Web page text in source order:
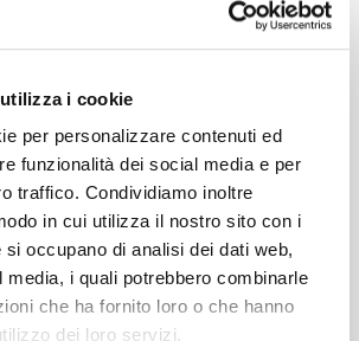
i cookie
per personalizzare contenuti ed
funzionalità dei social media e per
traffico. Condividiamo inoltre
in cui utilizza il nostro sito con i
occupano di analisi dei dati web,
media, i quali potrebbero combinarle
che ha fornito loro o che hanno
dei loro servizi.
per Aespa a Milano:Viaggia
stress da parcheggio.
Unipol Dome con i nostri
i concerti!La soluzione più
dedicata a tutti i MY.
e goditi solo la musica.
Arrivo al parcheggio
Santa Giulia e